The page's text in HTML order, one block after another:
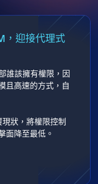
，迎接代理式
誰該擁有權限，因
且高速的方式，自
狀，將權限控制
面降至最低。